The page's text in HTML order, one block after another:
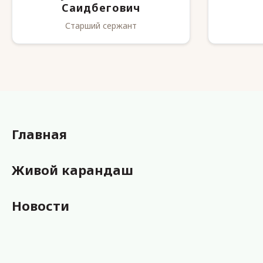
Саидбегович
Старший сержант
Главная
Живой карандаш
Новости